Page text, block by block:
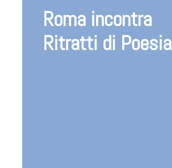
Roma incontra
Ritratti di Poesia